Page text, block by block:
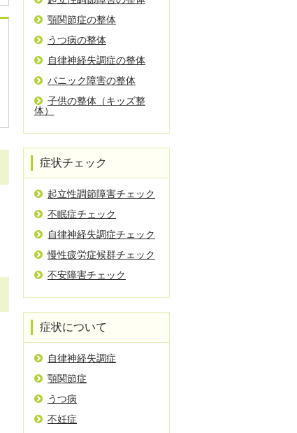
顎関節症の整体
うつ病の整体
自律神経失調症の整体
パニック障害の整体
子供の整体（キッズ整
体）
症状チェック
起立性調節障害チェック
不眠症チェック
自律神経失調症チェック
慢性疲労症候群チェック
不安障害チェック
症状について
自律神経失調症
顎関節症
うつ病
不妊症